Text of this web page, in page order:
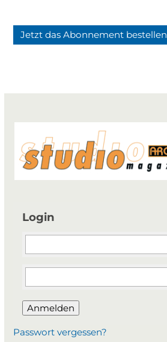
Jetzt das Abonnement bestellen
Login
Anmelden
Passwort vergessen?